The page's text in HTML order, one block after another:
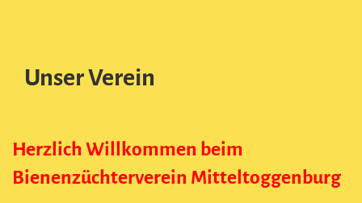
Unser Verein
Herzlich Willkommen beim
Bienenzüchterverein Mitteltoggenburg